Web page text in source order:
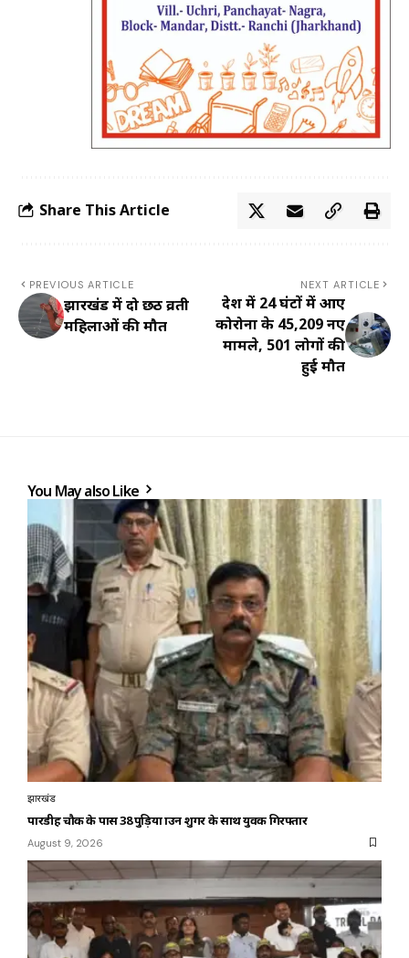
Share This Article
PREVIOUS ARTICLE
झारखंड में दो छठ व्रती
महिलाओं की मौत
NEXT ARTICLE
देश में 24 घंटों में आए
कोरोना के 45,209 नए
मामले, 501 लोगों की
हुई मौत
You May also Like
झारखंड
पारडीह चौक के पास 38 पुड़िया ब्राउन शुगर के साथ युवक गिरफ्तार
August 9, 2026